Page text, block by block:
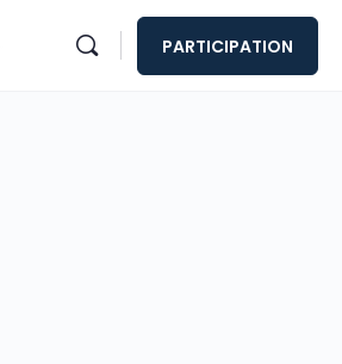
PARTICIPATION